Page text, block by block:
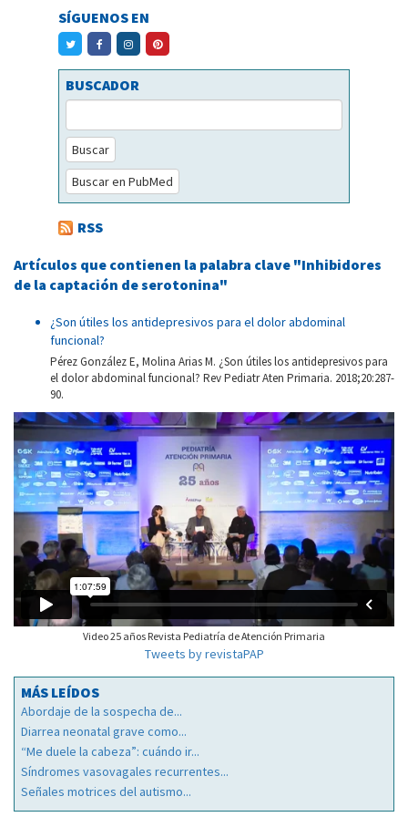
SÍGUENOS EN
BUSCADOR
Buscar
Buscar en PubMed
RSS
Artículos que contienen la palabra clave "Inhibidores
de la captación de serotonina"
¿Son útiles los antidepresivos para el dolor abdominal
funcional?
Pérez González E, Molina Arias M. ¿Son útiles los antidepresivos para
el dolor abdominal funcional? Rev Pediatr Aten Primaria. 2018;20:287-
90.
Video 25 años Revista Pediatría de Atención Primaria
Tweets by revistaPAP
MÁS LEÍDOS
Abordaje de la sospecha de...
Diarrea neonatal grave como...
“Me duele la cabeza”: cuándo ir...
Síndromes vasovagales recurrentes...
Señales motrices del autismo...